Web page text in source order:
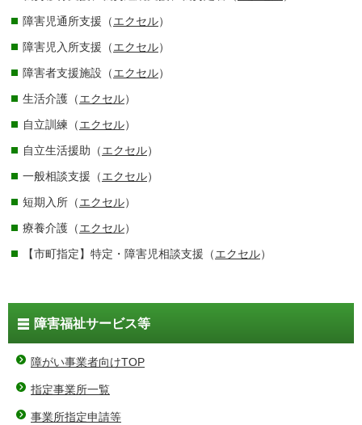
障害児通所支援（エクセル）
障害児入所支援（エクセル）
障害者支援施設（エクセル）
生活介護（エクセル）
自立訓練（エクセル）
自立生活援助（エクセル）
一般相談支援（エクセル）
短期入所（エクセル）
療養介護（エクセル）
【市町指定】特定・障害児相談支援（エクセル）
障害福祉サービス等
障がい事業者向けTOP
指定事業所一覧
事業所指定申請等